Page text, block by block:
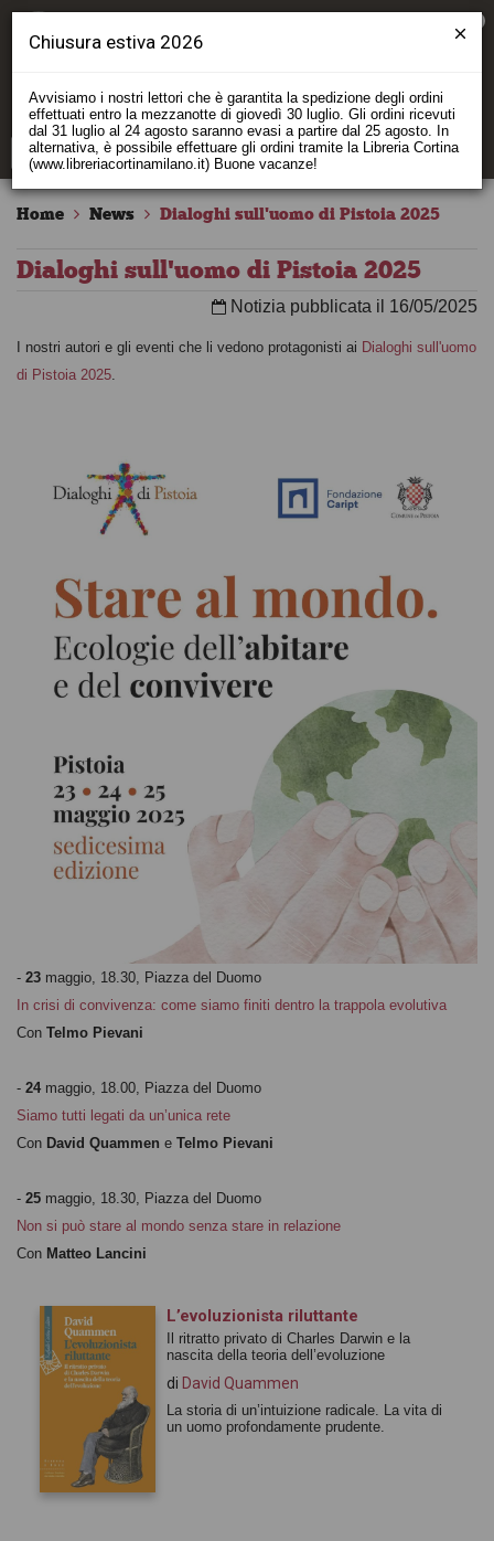
Home News Dialoghi sull'uomo di Pistoia 2025
Dialoghi sull'uomo di Pistoia 2025
Notizia pubblicata il 16/05/2025
I nostri autori e gli eventi che li vedono protagonisti ai Dialoghi sull'uomo
di Pistoia 2025.
- 23 maggio, 18.30, Piazza del Duomo
In crisi di convivenza: come siamo finiti dentro la trappola evolutiva
Con Telmo Pievani
- 24 maggio, 18.00, Piazza del Duomo
Siamo tutti legati da un’unica rete
Con David Quammen e Telmo Pievani
- 25 maggio, 18.30, Piazza del Duomo
Non si può stare al mondo senza stare in relazione
Con Matteo Lancini
L’evoluzionista riluttante
Il ritratto privato di Charles Darwin e la
nascita della teoria dell’evoluzione
di David Quammen
La storia di un’intuizione radicale. La vita di
un uomo profondamente prudente.
Chiusura estiva 2026
Avvisiamo i nostri lettori che è garantita la spedizione degli ordini
effettuati entro la mezzanotte di giovedì 30 luglio. Gli ordini ricevuti
dal 31 luglio al 24 agosto saranno evasi a partire dal 25 agosto. In
alternativa, è possibile effettuare gli ordini tramite la Libreria Cortina
(www.libreriacortinamilano.it) Buone vacanze!